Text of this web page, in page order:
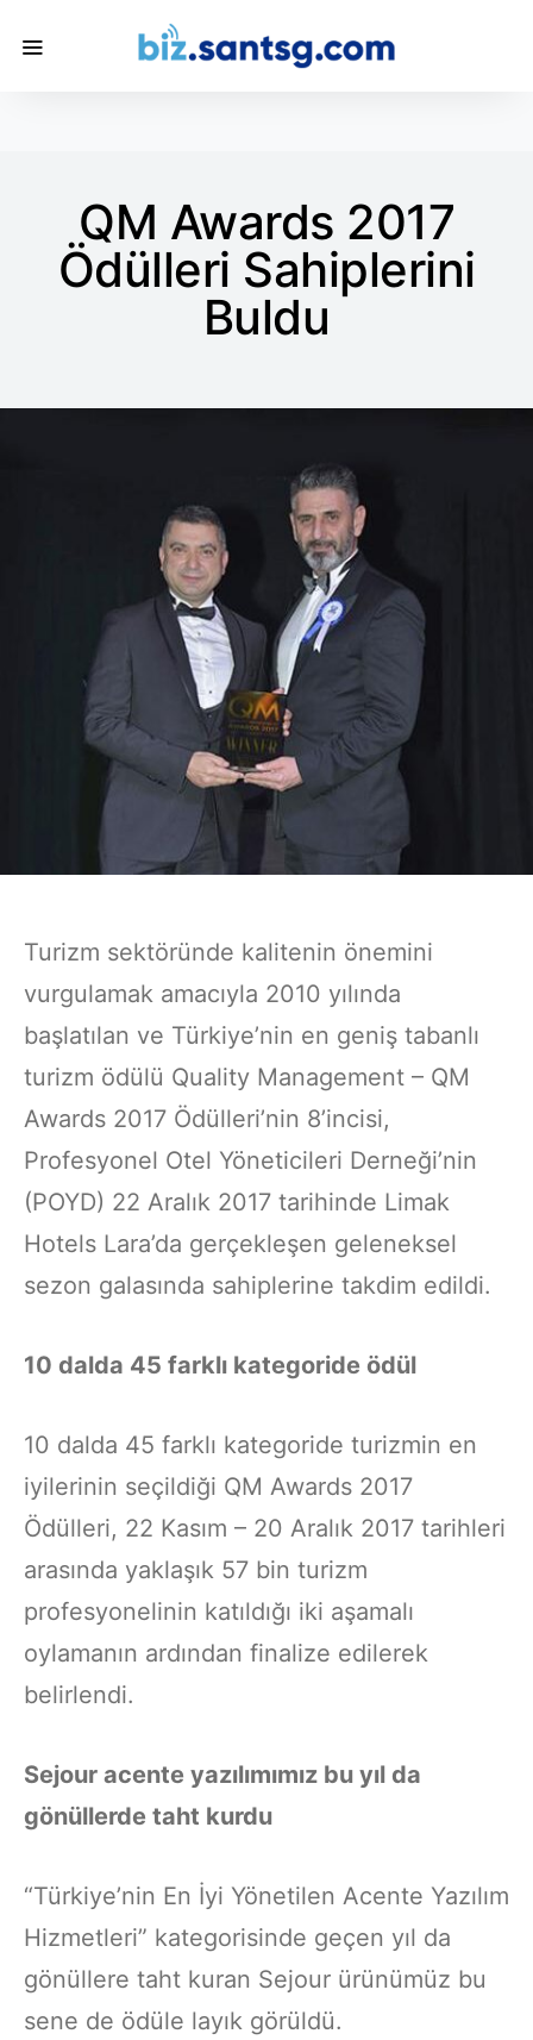
QM Awards 2017
Ödülleri Sahiplerini
Buldu
Turizm sektöründe kalitenin önemini
vurgulamak amacıyla 2010 yılında
başlatılan ve Türkiye’nin en geniş tabanlı
turizm ödülü Quality Management – QM
Awards 2017 Ödülleri’nin 8’incisi,
Profesyonel Otel Yöneticileri Derneği’nin
(POYD) 22 Aralık 2017 tarihinde Limak
Hotels Lara’da gerçekleşen geleneksel
sezon galasında sahiplerine takdim edildi.
10 dalda 45 farklı kategoride ödül
10 dalda 45 farklı kategoride turizmin en
iyilerinin seçildiği QM Awards 2017
Ödülleri, 22 Kasım – 20 Aralık 2017 tarihleri
arasında yaklaşık 57 bin turizm
profesyonelinin katıldığı iki aşamalı
oylamanın ardından finalize edilerek
belirlendi.
Sejour acente yazılımımız bu yıl da
gönüllerde taht kurdu
“Türkiye’nin En İyi Yönetilen Acente Yazılım
Hizmetleri” kategorisinde geçen yıl da
gönüllere taht kuran Sejour ürünümüz bu
sene de ödüle layık görüldü.